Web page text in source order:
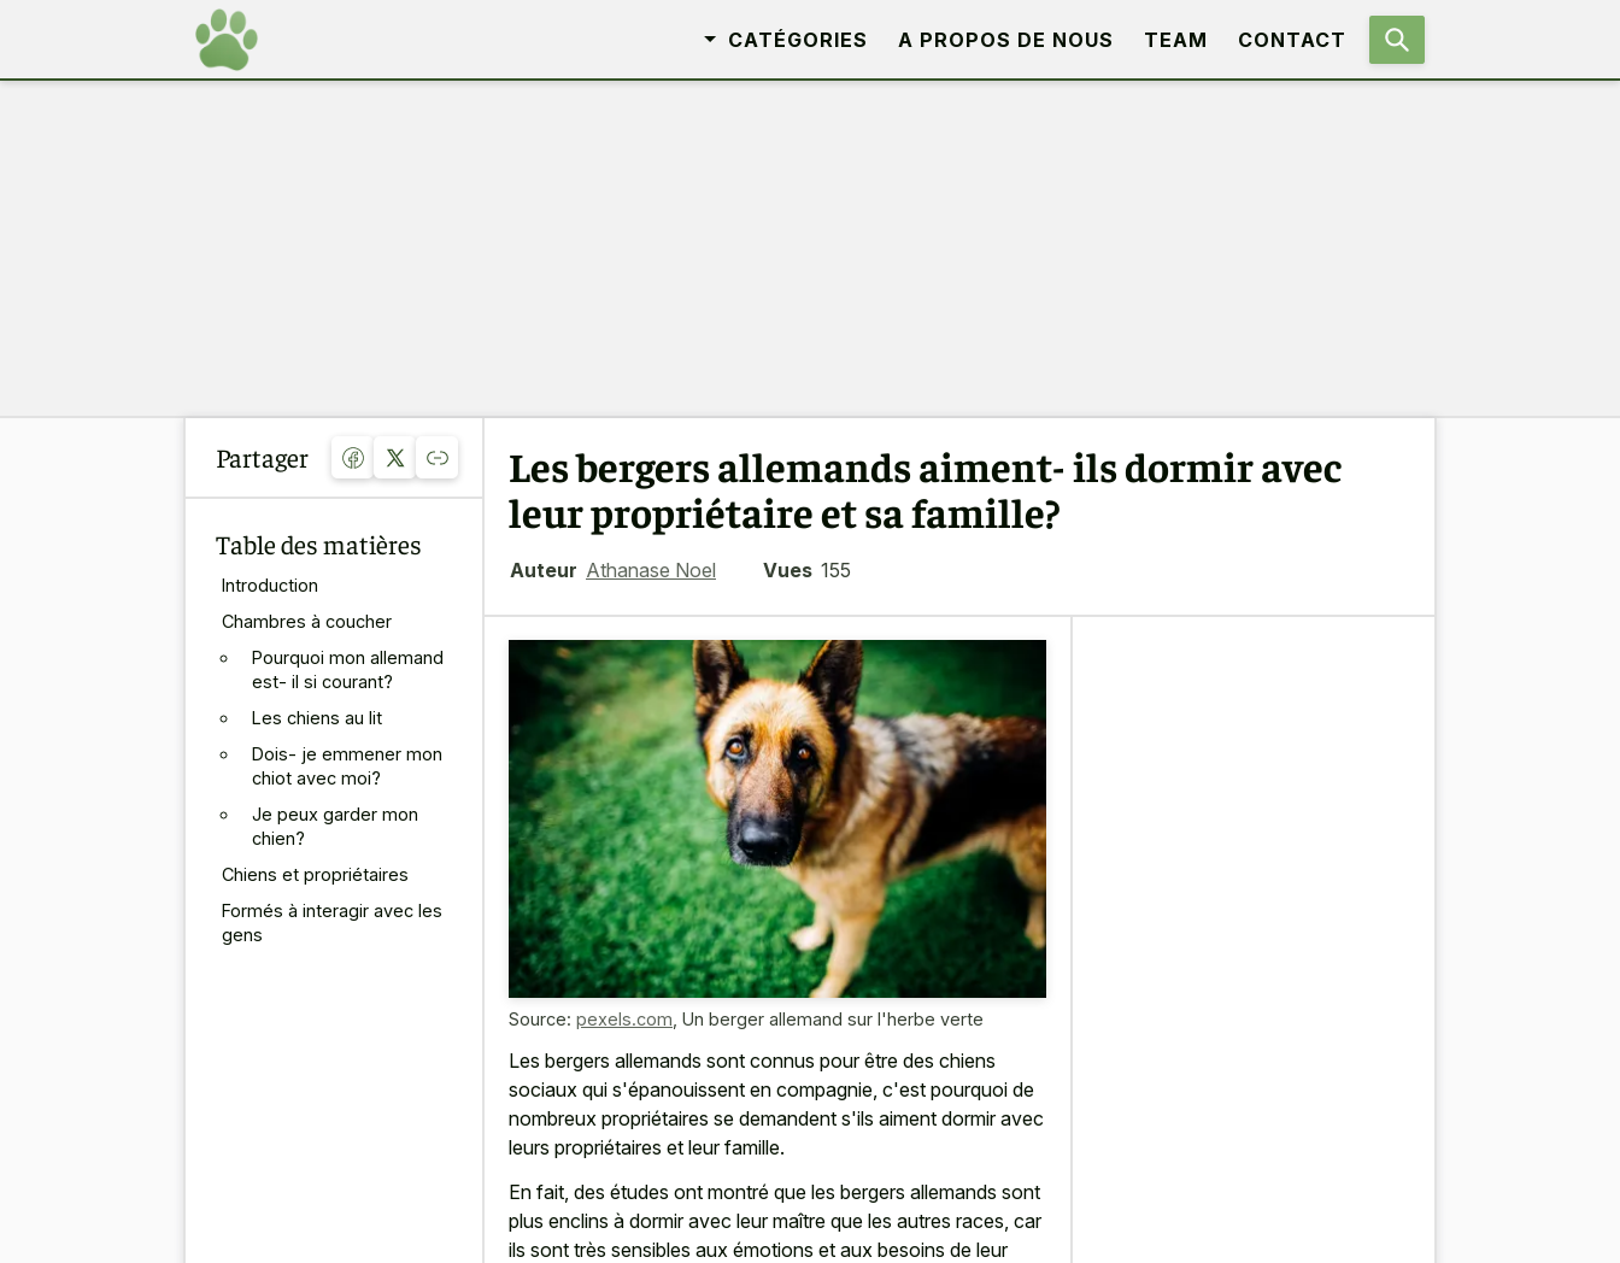
CATÉGORIES A PROPOS DE NOUS TEAM CONTACT
Partager
Table des matières
Introduction
Chambres à coucher
Pourquoi mon allemand
est- il si courant?
Les chiens au lit
Dois- je emmener mon
chiot avec moi?
Je peux garder mon
chien?
Chiens et propriétaires
Formés à interagir avec les
gens
Les bergers allemands aiment- ils dormir avec
leur propriétaire et sa famille?
Auteur Athanase Noel Vues 155
Source: pexels.com Un berger allemand sur l'herbe verte
Les bergers allemands sont connus pour être des chiens
sociaux qui s'épanouissent en compagnie, c'est pourquoi de
nombreux propriétaires se demandent s'ils aiment dormir avec
leurs propriétaires et leur famille.
En fait, des études ont montré que les bergers allemands sont
plus enclins à dormir avec leur maître que les autres races, car
ils sont très sensibles aux émotions et aux besoins de leur